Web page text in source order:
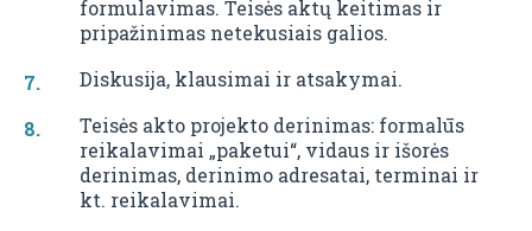
formulavimas. Teisės aktų keitimas ir
pripažinimas netekusiais galios.
Diskusija, klausimai ir atsakymai.
Teisės akto projekto derinimas: formalūs
reikalavimai „paketui“, vidaus ir išorės
derinimas, derinimo adresatai, terminai ir
kt. reikalavimai.